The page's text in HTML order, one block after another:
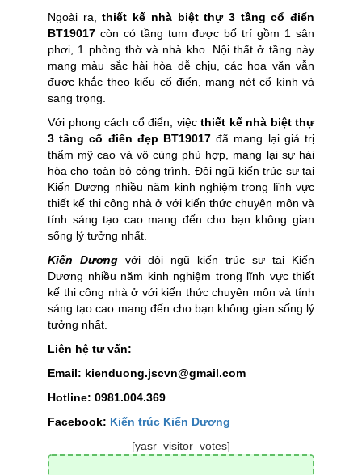
Ngoài ra,thiết kế nhà biệt thự 3 tầng cổ điển
BT19017 còn có tầng tum được bố trí gồm 1 sân
phơi, 1 phòng thờ và nhà kho. Nội thất ở tầng này
mang màu sắc hài hòa dễ chịu, các hoa văn vẫn
được khắc theo kiểu cổ điển, mang nét cổ kính và
sang trọng.
Với phong cách cổ điển, việc thiết kế nhà biệt thự
3 tầng cổ điển đẹp BT19017đã mang lại giá trị
thẩm mỹ cao và vô cùng phù hợp, mang lại sự hài
hòa cho toàn bộ công trình. Đội ngũ kiến trúc sư tại
Kiến Dương nhiều năm kinh nghiệm trong lĩnh vực
thiết kế thi công nhà ở với kiến thức chuyên môn và
tính sáng tạo cao mang đến cho bạn không gian
sống lý tưởng nhất.
Kiến Dương với đội ngũ kiến trúc sư tại Kiến
Dương nhiều năm kinh nghiệm trong lĩnh vực thiết
kế thi công nhà ở với kiến thức chuyên môn và tính
sáng tạo cao mang đến cho bạn không gian sống lý
tưởng nhất.
Liên hệ tư vấn:
Email: kienduong.jscvn@gmail.com
Hotline: 0981.004.369
Facebook: Kiến trúc Kiến Dương
[yasr_visitor_votes]